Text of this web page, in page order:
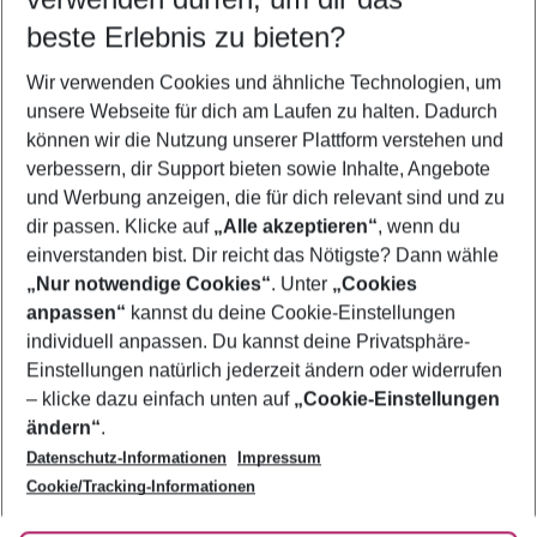
5-8 Nächte
2 Erwachsene Keine Kinder
Mehr Filter anzeigen
Footer
Footer navigation
Über uns
AGB
Bestpreisgarantie
Cookie-Einstellungen ändern
Cookie-Richtlinie
Agenturbetreuung
Barrierefreies Reisen
Folge uns
beste Erlebnis zu bieten?
Wir verwenden Cookies und ähnliche Technologien, um
unsere Webseite für dich am Laufen zu halten. Dadurch
können wir die Nutzung unserer Plattform verstehen und
verbessern, dir Support bieten sowie Inhalte, Angebote
und Werbung anzeigen, die für dich relevant sind und zu
dir passen. Klicke auf „Alle akzeptieren“, wenn du
einverstanden bist. Dir reicht das Nötigste? Dann wähle
„Nur notwendige Cookies“. Unter „Cookies
anpassen“ kannst du deine Cookie-Einstellungen
individuell anpassen. Du kannst deine Privatsphäre-
Einstellungen natürlich jederzeit ändern oder widerrufen
– klicke dazu einfach unten auf „Cookie-Einstellungen
ändern“.
Datenschutz-Informationen
Impressum
Cookie/Tracking-Informationen